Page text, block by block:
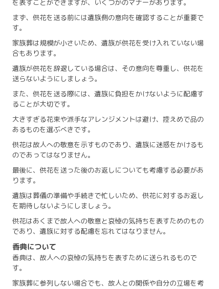
を表すことができますが、いくつかのマナーがあります。
まず、供花を送る前には遺族側の意向を確認することが重要で
す。
家族葬は規模が小さいため、遺族が供花を受け入れていない場
合もあります。
遺族が供花を辞退している場合は、その意向を尊重し、供花を
送らないようにしましょう。
また、供花を送る際には、遺族に負担をかけないように配慮す
ることが大切です。
大きすぎる花束や派手なアレンジメントは避け、控えめで品の
あるものを選ぶべきです。
供花は故人への敬意を示すものであり、遺族に迷惑をかけるも
のであってはなりません。
最後に、供花を送った後のお返しについても考慮する必要があ
ります。
遺族は葬儀の準備や手続きで忙しいため、供花に対するお返し
を期待しないようにしましょう。
供花はあくまで故人への敬意と哀悼の気持ちを表すためのもの
であり、遺族に対する配慮を忘れてはなりません。
香典について
香典は、故人への哀悼の気持ちを表すために送られるもので
す。
家族葬に参列しない場合でも、故人との関係や自分の立場を考